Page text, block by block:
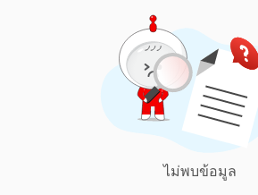
ไม่พบข้อมูล